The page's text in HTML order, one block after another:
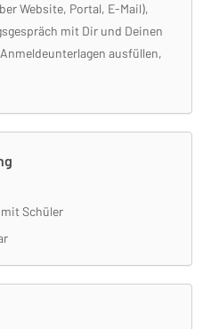
Website, Portal, E-Mail),
mit Dir und Deinen
ausfüllen,
Schüler